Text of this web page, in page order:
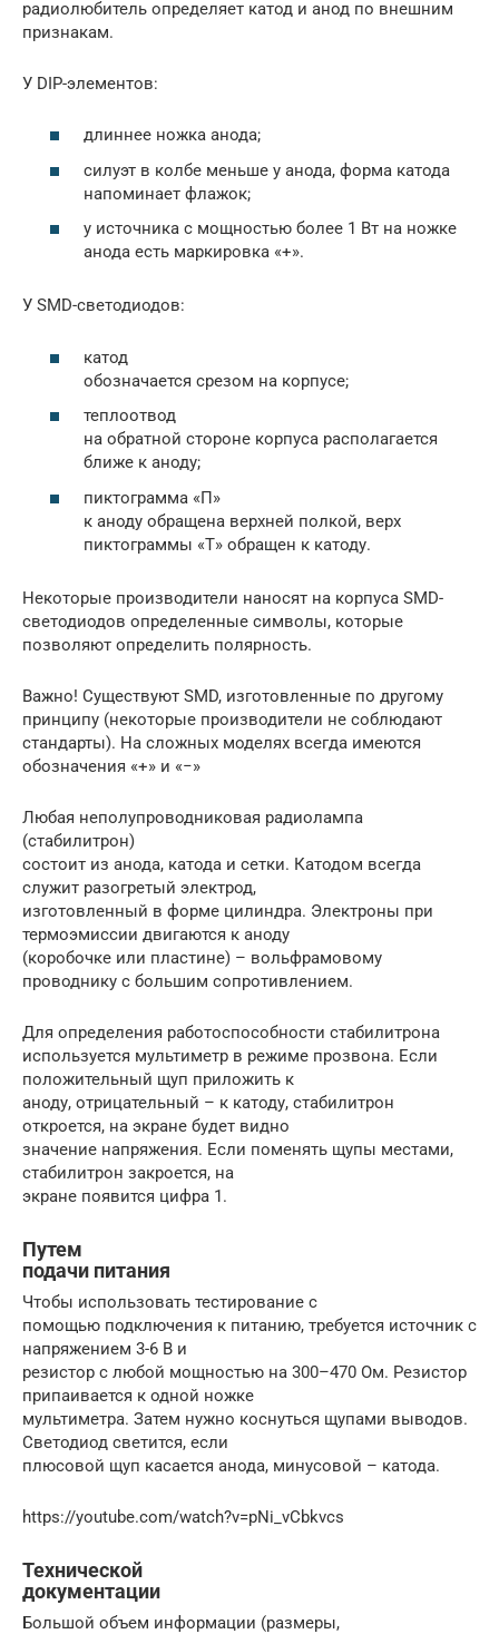
радиолюбитель определяет катод и анод по внешним
признакам.
У DIP-элементов:
длиннее ножка анода;
силуэт в колбе меньше у анода, форма катода
напоминает флажок;
у источника с мощностью более 1 Вт на ножке
анода есть маркировка «+».
У SMD-светодиодов:
катод
обозначается срезом на корпусе;
теплоотвод
на обратной стороне корпуса располагается
ближе к аноду;
пиктограмма «П»
к аноду обращена верхней полкой, верх
пиктограммы «Т» обращен к катоду.
Некоторые производители наносят на корпуса SMD-
светодиодов определенные символы, которые
позволяют определить полярность.
Важно! Существуют SMD, изготовленные по другому
принципу (некоторые производители не соблюдают
стандарты). На сложных моделях всегда имеются
обозначения «+» и «−»
Любая неполупроводниковая радиолампа
(стабилитрон)
состоит из анода, катода и сетки. Катодом всегда
служит разогретый электрод,
изготовленный в форме цилиндра. Электроны при
термоэмиссии двигаются к аноду
(коробочке или пластине) – вольфрамовому
проводнику с большим сопротивлением.
Для определения работоспособности стабилитрона
используется мультиметр в режиме прозвона. Если
положительный щуп приложить к
аноду, отрицательный – к катоду, стабилитрон
откроется, на экране будет видно
значение напряжения. Если поменять щупы местами,
стабилитрон закроется, на
экране появится цифра 1.
Путем
подачи питания
Чтобы использовать тестирование с
помощью подключения к питанию, требуется источник с
напряжением 3-6 В и
резистор с любой мощностью на 300–470 Ом. Резистор
припаивается к одной ножке
мультиметра. Затем нужно коснуться щупами выводов.
Светодиод светится, если
плюсовой щуп касается анода, минусовой – катода.
https://youtube.com/watch?v=pNi_vCbkvcs
Технической
документации
Большой объем информации (размеры,